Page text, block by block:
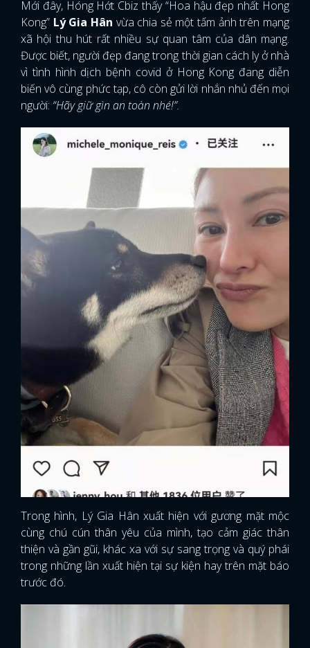
Mới đây, Hóng Hớt Cbiz thấy “Hoa hậu đẹp nhất Hong
Kong” Lý Gia Hân vừa chia sẻ một tấm ảnh trên mạng
xã hội thu hút rất nhiều sự quan tâm của dân mạng.
Được biết, người đẹp đang trong thời gian cách ly ở nhà
vì tình hình dịch bệnh covid ở Hong Kong đang diễn
biến vô cùng phức tạp, cô còn gửi lời nhắn nhủ đến mọi
người: “Hãy giữ gìn an toàn nhé!”.
Trong hình, Lý Gia Hân xuất hiện với gương mặt mộc
cùng chú cún thân yêu của mình, tạo cảm giác thân
thiện và gần gũi, khác xa với sự sang trọng và quý phái
trong những lần xuất hiện tại sự kiện hay trên mặt báo
trước đó.